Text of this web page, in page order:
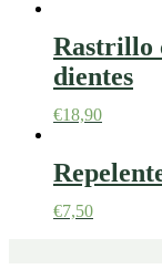
Rastrillo
dientes
€18,90
€7,50